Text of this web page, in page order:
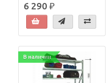
6 290 ₽
В наличии